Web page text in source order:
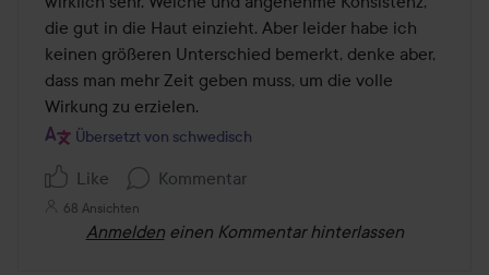
die gut in die Haut einzieht. Aber leider habe ich
keinen größeren Unterschied bemerkt, denke aber,
dass man mehr Zeit geben muss, um die volle
Wirkung zu erzielen.
Übersetzt von schwedisch
Like Kommentar
68 Ansichten
Anmelden einen Kommentar hinterlassen